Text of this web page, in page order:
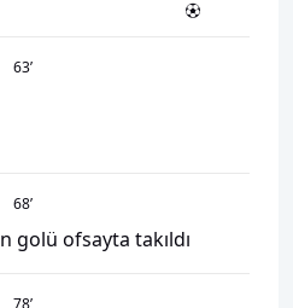
63’
68’
golü ofsayta takıldı
78’